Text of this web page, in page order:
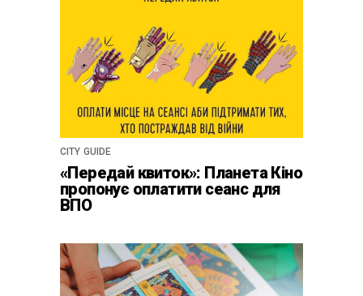
CITY GUIDE
«Передай квиток»: Планета Кіно
пропонує оплатити сеанс для
ВПО